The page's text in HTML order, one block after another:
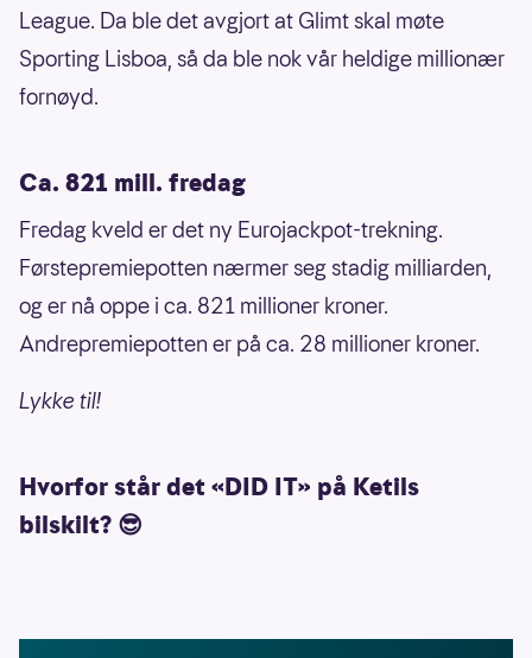
League. Da ble det avgjort at Glimt skal møte
Sporting Lisboa, så da ble nok vår heldige millionær
fornøyd.
Ca. 821 mill. fredag
Fredag kveld er det ny Eurojackpot-trekning.
Førstepremiepotten nærmer seg stadig milliarden,
og er nå oppe i ca. 821 millioner kroner.
Andrepremiepotten er på ca. 28 millioner kroner.
Lykke til!
Hvorfor står det «DID IT» på Ketils
bilskilt? 😎